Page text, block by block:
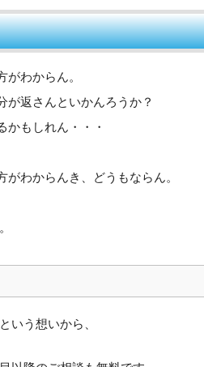
わからん。
が返さんといかんろうか？
かもしれん・・・
わからんき、どうもならん。
いう想いから、